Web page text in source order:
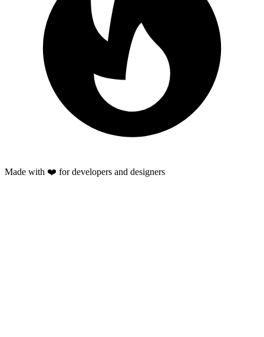
Made with ❤️ for developers and designers